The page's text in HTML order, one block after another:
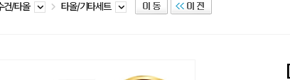
건/타올 타올/기타세트